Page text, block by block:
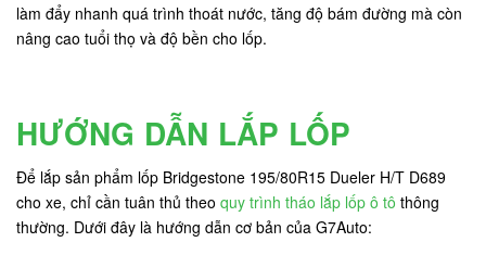
làm đẩy nhanh quá trình thoát nước, tăng độ bám đường mà còn
nâng cao tuổi thọ và độ bền cho lốp.
HƯỚNG DẪN LẮP LỐP
Để lắp sản phẩm lốp Bridgestone 195/80R15 Dueler H/T D689
cho xe, chỉ cần tuân thủ theo quy trình tháo lắp lốp ô tô thông
thường. Dưới đây là hướng dẫn cơ bản của G7Auto: